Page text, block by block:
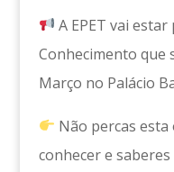
A EPET vai
Conhecimento que
Março no Palácio
Não percas
conhecer e